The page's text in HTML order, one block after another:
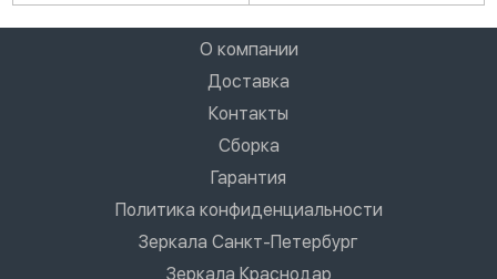
О компании
Доставка
Контакты
Сборка
Гарантия
Политика конфиденциальности
Зеркала Санкт-Петербург
Зеркала Краснодар